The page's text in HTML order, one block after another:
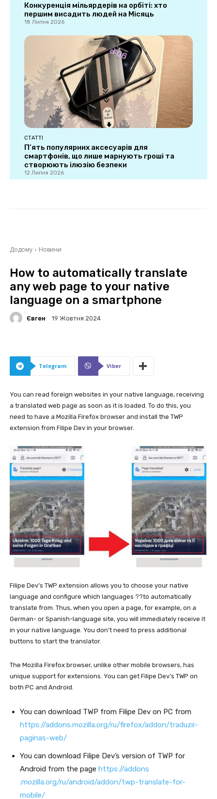
Конкуренція мільярдерів на орбіті: хто
першим висадить людей на Місяць
18 Липня 2026
СТАТТІ
П’ять популярних аксесуарів для
смартфонів, що лише марнують гроші та
створюють ілюзію безпеки
12 Липня 2026